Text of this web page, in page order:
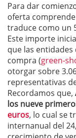
Para dar
oferta comprende
traduce como un
Este importe
que las
compra (green-
otorgar sobre
representativas
Recordamos que,
los nueve
euros, lo cual se
internanual del